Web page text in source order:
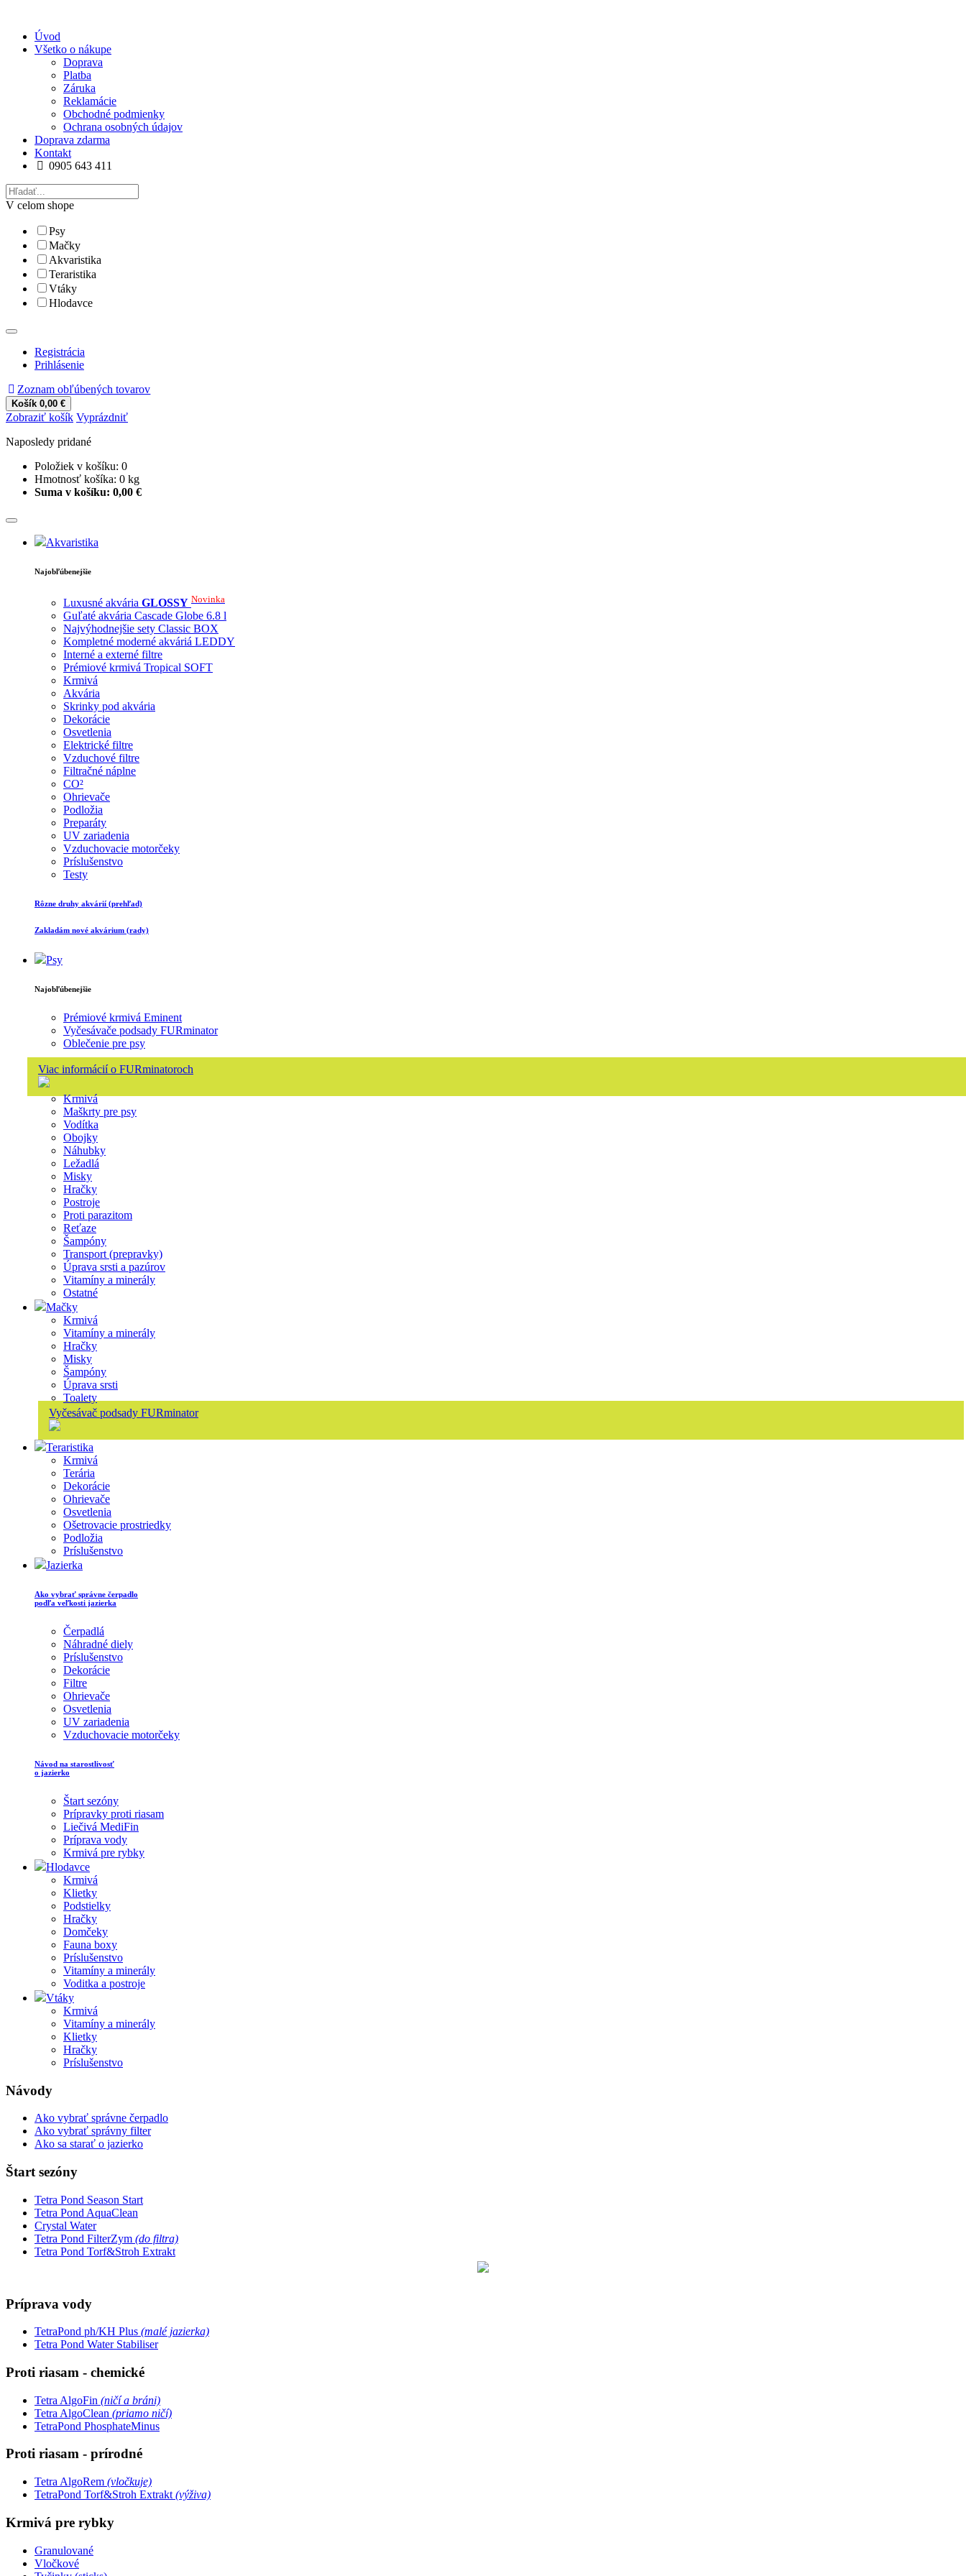
Úvod
Všetko o nákupe
Doprava
Platba
Záruka
Reklamácie
Obchodné podmienky
Ochrana osobných údajov
Doprava zdarma
Kontakt
0905 643 411
V celom shope
Psy
Mačky
Akvaristika
Teraristika
Vtáky
Hlodavce
Registrácia
Prihlásenie
Zoznam obľúbených tovarov
Košík 0,00 €
Zobraziť košík Vyprázdniť
Naposledy pridané
Položiek v košíku: 0
Hmotnosť košíka: 0 kg
Suma v košíku: 0,00 €
Akvaristika
Najobľúbenejšie
Luxusné akvária GLOSSY Novinka
Guľaté akvária Cascade Globe 6.8 l
Najvýhodnejšie sety Classic BOX
Kompletné moderné akváriá LEDDY
Interné a externé filtre
Prémiové krmivá Tropical SOFT
Krmivá
Akvária
Skrinky pod akvária
Dekorácie
Osvetlenia
Elektrické filtre
Vzduchové filtre
Filtračné náplne
CO²
Ohrievače
Podložia
Preparáty
UV zariadenia
Vzduchovacie motorčeky
Príslušenstvo
Testy
Rôzne druhy akvárií (prehľad)
Zakladám nové akvárium (rady)
Psy
Najobľúbenejšie
Prémiové krmivá Eminent
Vyčesávače podsady FURminator
Oblečenie pre psy
Viac informácií o FURminatoroch
Krmivá
Maškrty pre psy
Vodítka
Obojky
Náhubky
Ležadlá
Misky
Hračky
Postroje
Proti parazitom
Reťaze
Šampóny
Transport (prepravky)
Úprava srsti a pazúrov
Vitamíny a minerály
Ostatné
Mačky
Krmivá
Vitamíny a minerály
Hračky
Misky
Šampóny
Úprava srsti
Toalety
Vyčesávač podsady FURminator
Teraristika
Krmivá
Terária
Dekorácie
Ohrievače
Osvetlenia
Ošetrovacie prostriedky
Podložia
Príslušenstvo
Jazierka
Ako vybrať správne čerpadlo
podľa veľkosti jazierka
Čerpadlá
Náhradné diely
Príslušenstvo
Dekorácie
Filtre
Ohrievače
Osvetlenia
UV zariadenia
Vzduchovacie motorčeky
Návod na starostlivosť
o jazierko
Štart sezóny
Prípravky proti riasam
Liečivá MediFin
Príprava vody
Krmivá pre rybky
Hlodavce
Krmivá
Klietky
Podstielky
Hračky
Domčeky
Fauna boxy
Príslušenstvo
Vitamíny a minerály
Voditka a postroje
Vtáky
Krmivá
Vitamíny a minerály
Klietky
Hračky
Príslušenstvo
Návody
Ako vybrať správne čerpadlo
Ako vybrať správny filter
Ako sa starať o jazierko
Štart sezóny
Tetra Pond Season Start
Tetra Pond AquaClean
Crystal Water
Tetra Pond FilterZym (do filtra)
Tetra Pond Torf&Stroh Extrakt
Príprava vody
TetraPond ph/KH Plus (malé jazierka)
Tetra Pond Water Stabiliser
Proti riasam - chemické
Tetra AlgoFin (ničí a bráni)
Tetra AlgoClean (priamo ničí)
TetraPond PhosphateMinus
Proti riasam - prírodné
Tetra AlgoRem (vločkuje)
TetraPond Torf&Stroh Extrakt (výživa)
Krmivá pre rybky
Granulované
Vločkové